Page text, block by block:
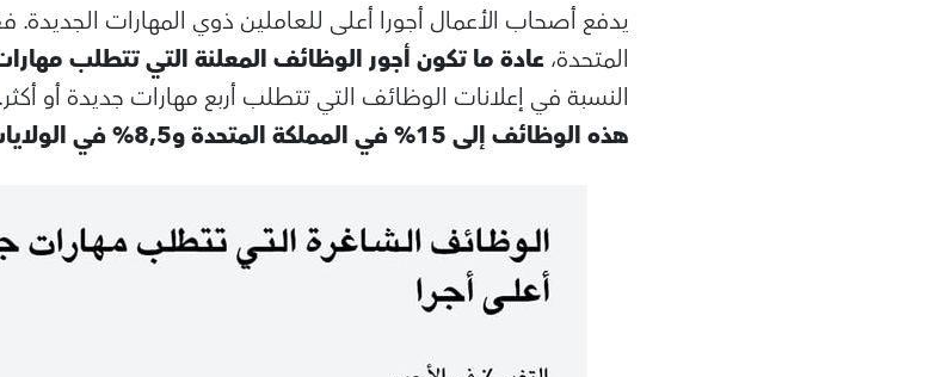
يدفع أصحاب الأعمال أجورا أعلى للعاملين ذوي المهارات الجديدة.
المتحدة، عادة ما تكون أجور الوظائف المعلنة التي تتطلب مهارات
النسبة في إعلانات الوظائف التي تتطلب أربع مهارات جديدة أو أكثر.
هذه الوظائف إلى 15% في المملكة المتحدة و8,5% في الولايات المتحدة.